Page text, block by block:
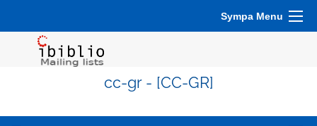
Sympa Menu
cc-gr - [CC-GR]